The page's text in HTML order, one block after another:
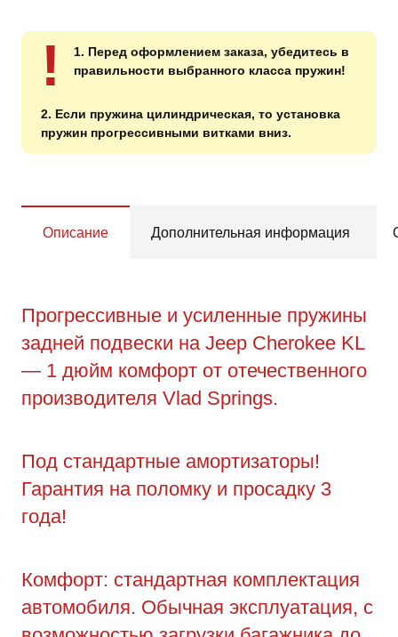
!
1. Перед оформлением заказа, убедитесь в
правильности выбранного класса пружин!
2. Если пружина цилиндрическая, то установка
пружин прогрессивными витками вниз.
Описание Дополнительная информация
Прогрессивные и усиленные пружины
задней подвески на Jeep Cherokee KL
— 1 дюйм комфорт от отечественного
производителя Vlad Springs.
Под стандартные амортизаторы!
Гарантия на поломку и просадку 3
года!
Комфорт: стандартная комплектация
автомобиля. Обычная эксплуатация, с